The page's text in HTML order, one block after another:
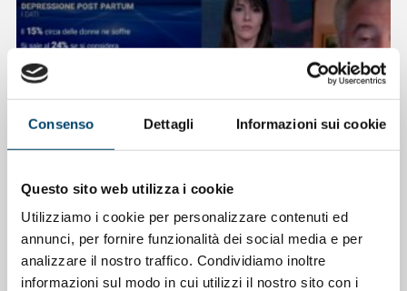
Consenso Dettagli Informazioni sui cookie
Questo sito web utilizza i cookie
Utilizziamo i cookie per personalizzare contenuti ed
annunci, per fornire funzionalità dei social media e per
analizzare il nostro traffico. Condividiamo inoltre
informazioni sul modo in cui utilizzi il nostro sito con i
Depressione Post Partum: intervista al
Prof. Claudio Mencacci
23 Apr 2026